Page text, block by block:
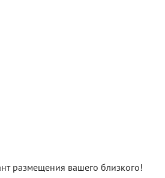
размещения вашего близкого!